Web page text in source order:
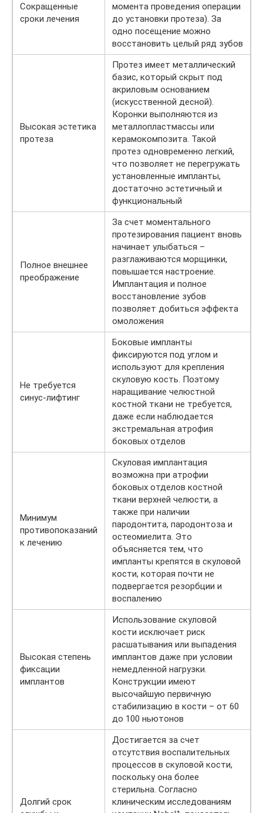
Сокращенные
сроки лечения
момента проведения операции
до установки протеза). За
одно посещение можно
восстановить целый ряд зубов
Высокая эстетика
протеза
Протез имеет металлический
базис, который скрыт под
акриловым основанием
(искусственной десной).
Коронки выполняются из
металлопластмассы или
керамокомпозита. Такой
протез одновременно легкий,
что позволяет не перегружать
установленные импланты,
достаточно эстетичный и
функциональный
Полное внешнее
преображение
За счет моментального
протезирования пациент вновь
начинает улыбаться –
разглаживаются морщинки,
повышается настроение.
Имплантация и полное
восстановление зубов
позволяет добиться эффекта
омоложения
Не требуется
синус-лифтинг
Боковые импланты
фиксируются под углом и
используют для крепления
скуловую кость. Поэтому
наращивание челюстной
костной ткани не требуется,
даже если наблюдается
экстремальная атрофия
боковых отделов
Минимум
противопоказаний
к лечению
Скуловая имплантация
возможна при атрофии
боковых отделов костной
ткани верхней челюсти, а
также при наличии
пародонтита, пародонтоза и
остеомиелита. Это
объясняется тем, что
импланты крепятся в скуловой
кости, которая почти не
подвергается резорбции и
воспалению
Высокая степень
фиксации
имплантов
Использование скуловой
кости исключает риск
расшатывания или выпадения
имплантов даже при условии
немедленной нагрузки.
Конструкции имеют
высочайшую первичную
стабилизацию в кости – от 60
до 100 ньютонов
Долгий срок
Достигается за счет
отсутствия воспалительных
процессов в скуловой кости,
поскольку она более
стерильна. Согласно
клиническим исследованиям